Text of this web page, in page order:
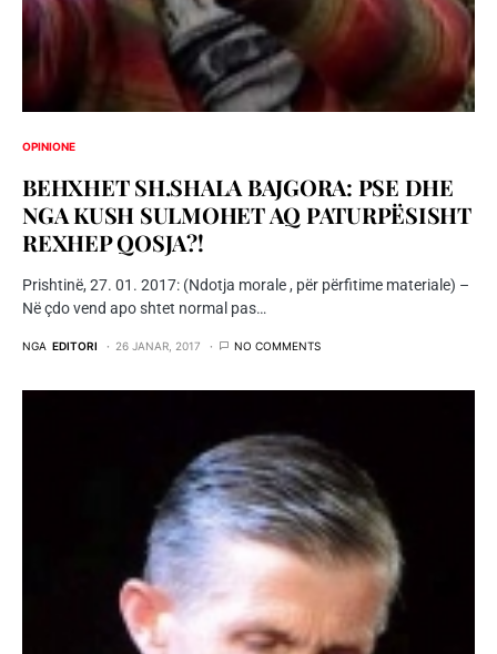
OPINIONE
BEHXHET SH.SHALA BAJGORA: PSE DHE
NGA KUSH SULMOHET AQ PATURPËSISHT
REXHEP QOSJA?!
Prishtinë, 27. 01. 2017: (Ndotja morale , për përfitime materiale) –
Në çdo vend apo shtet normal pas…
NGA EDITORI 26 JANAR, 2017 NO COMMENTS